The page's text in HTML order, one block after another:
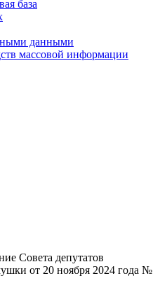
база
данными
массовой информации
Совета депутатов
от 20 ноября 2024 года №